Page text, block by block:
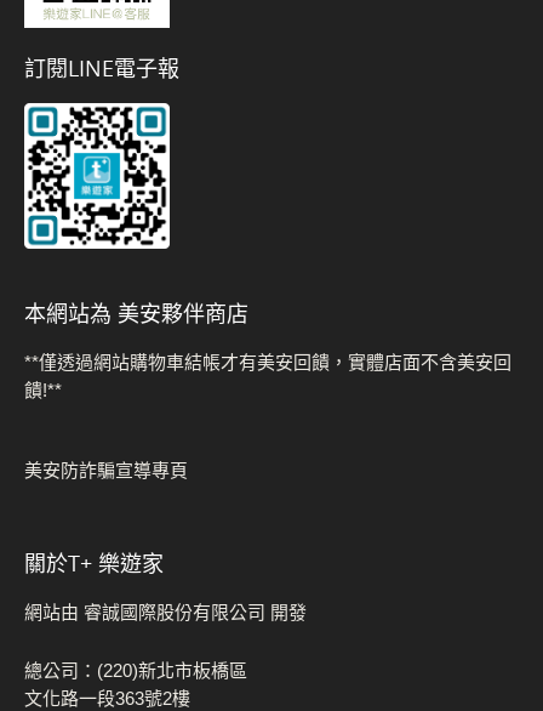
訂閱LINE電子報
本網站為 美安夥伴商店
**僅透過網站購物車結帳才有美安回饋，實體店面不含美安回
饋!**
美安防詐騙宣導專頁
關於t+ 樂遊家
網站由 睿誠國際股份有限公司 開發
總公司：(220)新北市板橋區
文化路一段363號2樓